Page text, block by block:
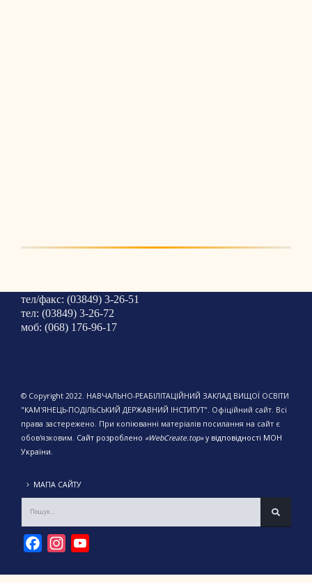
тел/факс: (03849) 3-26-51
тел: (03849) 3-26-72
моб: (068) 176-96-17
© Copyright 2022. НАВЧАЛЬНО-РЕАБІЛІТАЦІЙНИЙ ЗАКЛАД ВИЩОЇ ОСВІТИ
"КАМ'ЯНЕЦЬ-ПОДІЛЬСЬКИЙ ДЕРЖАВНИЙ ІНСТИТУТ". Офіційний сайт. Всі
права застережено. При копіюванні матеріалів посилання на сайт є
обов'язковим. Сайт розроблено «WebCreate.top»у відповідності МОН
України.
МАПА САЙТУ
FacebookInstagram